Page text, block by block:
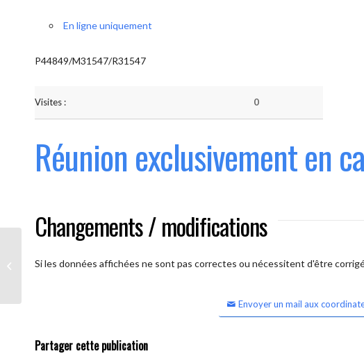
En ligne uniquement
P44849/M31547/R31547
Visites : 0
Réunion exclusivement en
Changements / modifications
Si les données affichées ne sont pas correctes ou nécessitent d'être
Envoyer un mail aux
Partager cette publication
Les AAmis. (
caméra ouverte